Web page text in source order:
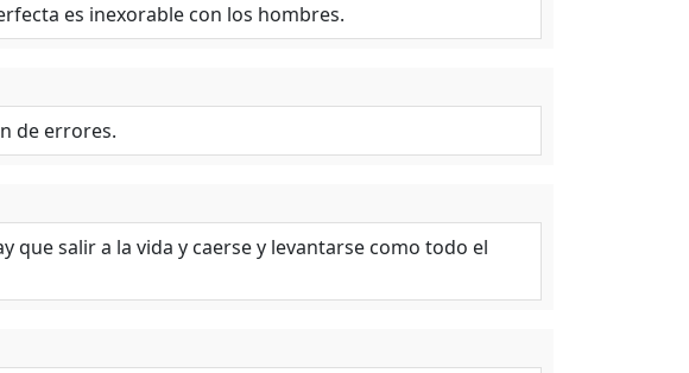
es inexorable con los hombres.
de errores.
salir a la vida y caerse y levantarse como todo el